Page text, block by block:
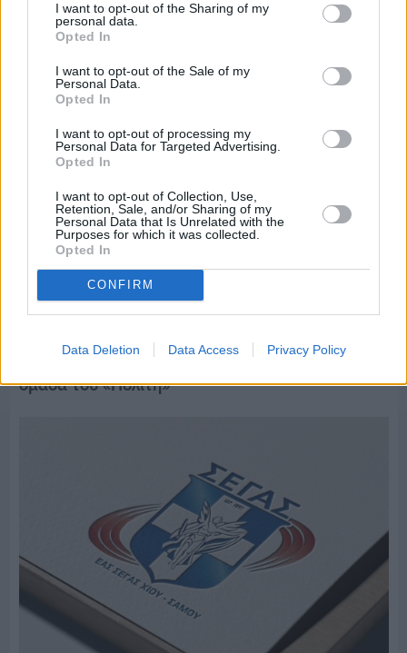
I want to opt-out of the Sharing of my
personal data.
Opted In
I want to opt-out of the Sale of my
Personal Data.
Opted In
I want to opt-out of processing my
Personal Data for Targeted Advertising.
Opted In
I want to opt-out of Collection, Use,
Retention, Sale, and/or Sharing of my
Personal Data that Is Unrelated with the
Purposes for which it was collected.
Opted In
CONFIRM
Data Deletion Data Access Privacy Policy
Πριν 8 ημέρες
ομάδα του «Πολίτη»